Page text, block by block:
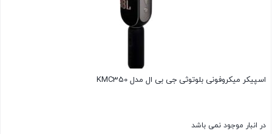
اسپیکر میکروفونی بلوتوثی جی بی ال مدل KMC350
در انبار موجود نمی باشد